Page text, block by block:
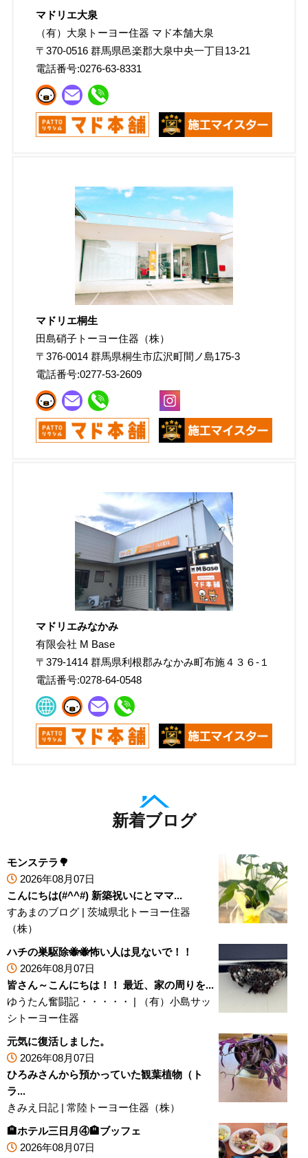
マドリエ大泉
（有）大泉トーヨー住器 マド本舗大泉
〒 370-0516 群馬県邑楽郡大泉中央一丁目13-21
電話番号:0276-63-8331
マドリエ桐生
田島硝子トーヨー住器（株）
〒 376-0014 群馬県桐生市広沢町間ノ島175-3
電話番号:0277-53-2609
マドリエみなかみ
有限会社 M Base
〒 379-1414 群馬県利根郡みなかみ町布施４３６-１
電話番号:0278-64-0548
新着ブログ
モンステラ🌳
2026年08月07日
こんにちは(#^^#) 新築祝いにとママ...
すあまのブログ | 茨城県北トーヨー住器
（株）
ハチの巣駆除🐝🐝怖い人は見ないで！！
2026年08月07日
皆さん～こんにちは！！ 最近、家の周りを...
ゆうたん奮闘記・・・・・
|
（有）小島サッ
シトーヨー住器
元気に復活しました。
2026年08月07日
ひろみさんから預かっていた観葉植物（ト
ラ...
きみえ日記 | 常陸トーヨー住器（株）
🏨ホテル三日月④🏨ブッフェ
2026年08月07日